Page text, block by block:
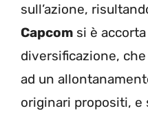
sull’azione,
Capcom si è
diversificazione,
ad un
originari propositi, e